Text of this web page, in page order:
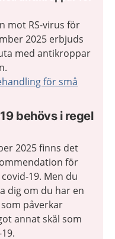
mot RS-virus för
2025 erbjuds
med antikroppar
för små
behövs i regel
2025 finns det
för
19. Men du
dig om du har en
påverkar
annat skäl som